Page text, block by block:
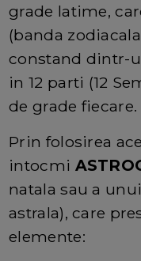
grade latime,
(banda
constand dintr-
in 12 parti (12
de grade fiecare.
Prin folosirea
intocmi
natala sau a
astrala), care
elemente: